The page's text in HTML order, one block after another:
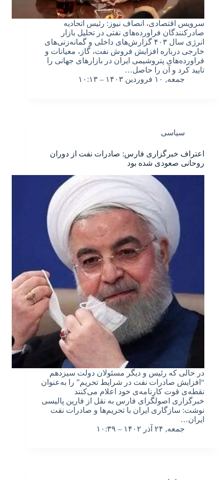
سرویس اقتصادی، انصاف نیوز: رئیس اتحادیه
صادرکنندگان فراورده‌های نفتی در تحلیل بازار
انرژی سال ۴۰۳ گزارش‌های داخلی و گمانه‌زنی‌های
خارجی درباره افزایش فروش نفت، گاز، معیانات و
فراورده‌های پتروشیمی ایران در بازارهای جهانی را
تایید کرد و آن را حاصل…
جمعه, ۱۰ فروردین ۱۴۰۳ – ۱۰:۱۳
سیاسی
اعتراف خبرگزاری فارس: صادرات نفت از دوران
روحانی صعودی شده بود
در حالی که رئیس و دیگر مسئولان دولت سیزدهم
“افزایش صادرات نفت در شرایط تحریم” را به‌عنوان
نقطه‌ی قوت کارنامه‌ی خود اعلام می‌کنند
خبرگزاری اصولگرای فارس به نقل از فارین پالیسی
نوشت: سازگاری ایران با تحریم‌ها و صادرات نفت
ایران…
جمعه, ۲۴ آذر ۱۴۰۲ – ۱۰:۳۹